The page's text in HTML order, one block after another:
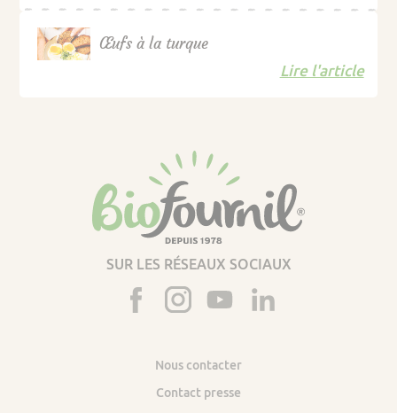
Œufs à la turque
Lire l'article
SUR LES RÉSEAUX SOCIAUX
Nous contacter
Contact presse